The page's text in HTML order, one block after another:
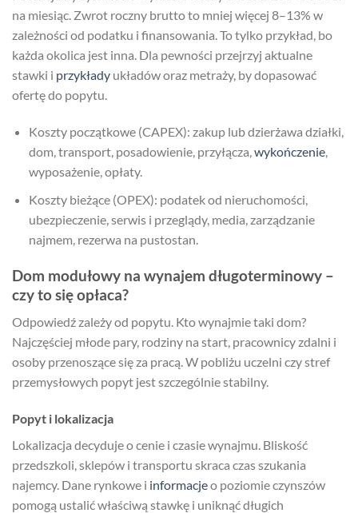
na miesiąc. Zwrot roczny brutto to mniej więcej 8–13% w
zależności od podatku i finansowania. To tylko przykład, bo
każda okolica jest inna. Dla pewności przejrzyj aktualne
stawki i przykłady układów oraz metraży, by dopasować
ofertę do popytu.
Koszty początkowe (CAPEX): zakup lub dzierżawa działki,
dom, transport, posadowienie, przyłącza,wykończenie,
wyposażenie, opłaty.
Koszty bieżące (OPEX): podatek od nieruchomości,
ubezpieczenie, serwis i przeglądy, media, zarządzanie
najmem, rezerwa na pustostan.
Dom modułowy na wynajem długoterminowy –
czy to się opłaca?
Odpowiedź zależy od popytu. Kto wynajmie taki dom?
Najczęściej młode pary, rodziny na start, pracownicy zdalni i
osoby przenoszące się za pracą. W pobliżu uczelni czy stref
przemysłowych popyt jest szczególnie stabilny.
Popyt i lokalizacja
Lokalizacja decyduje o cenie i czasie wynajmu. Bliskość
przedszkoli, sklepów i transportu skraca czas szukania
najemcy. Dane rynkowe i informacjeo poziomie czynszów
pomogą ustalić właściwą stawkę i uniknąć długich